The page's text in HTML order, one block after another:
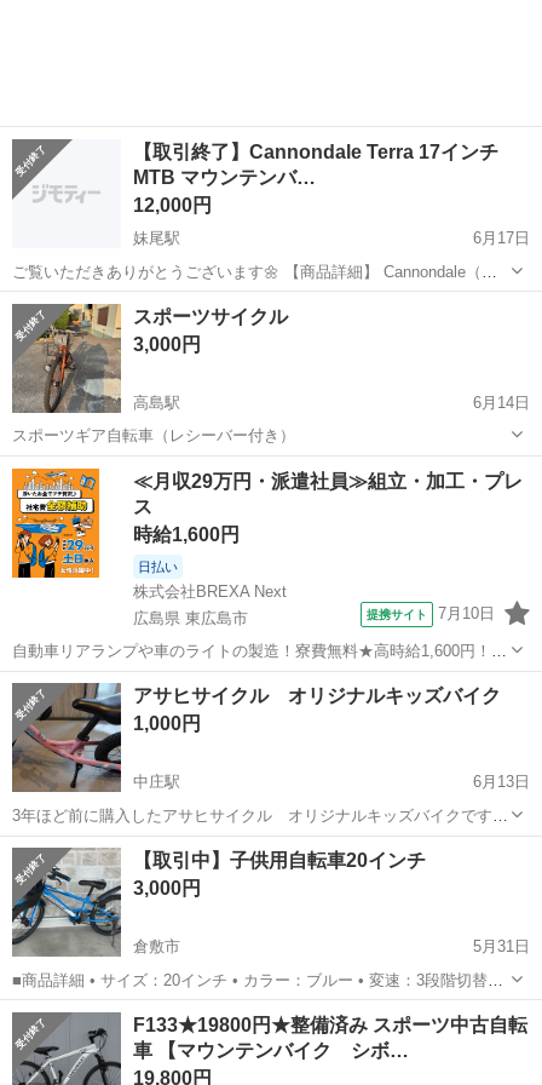
【取引終了】Cannondale Terra 17インチ
MTB マウンテンバ…
12,000円
妹尾駅
6月17日
ご覧いただきありがとうございます🌼 【商品詳細】 Cannondale（キ
ャノンデール） Terra マウンテンバイクです。 フレームカラーはイエ
岡山 岡山市 妹尾駅 マウンテンバイク
スポーツサイクル
3,000円
高島駅
6月14日
スポーツギア自転車（レシーバー付き）
岡山 岡山市 高島駅 マウンテンバイク
≪月収29万円・派遣社員≫組立・加工・プレ
ス
時給1,600円
日払い
株式会社BREXA Next
広島県 東広島市
提携サイト 7月10日
自動車リアランプや車のライトの製造！寮費無料★高時給1,600円！ワ
ンルーム寮完備◎赴任旅費会社負担★日払い制度あり！作業着無償貸
与★食堂利用可◎マイカー通勤OK！《広島県東広島市》 人気の工場
のお仕事 ◇自動車リアランプ...
広島 東広島市 その他
アサヒサイクル オリジナルキッズバイク
1,000円
中庄駅
6月13日
3年ほど前に購入したアサヒサイクル オリジナルキッズバイクです。
12インチくらい 【購入時価格】8000円ぐらい 【サイズ】12インチく
らいのキッズバイク規格 【傷などの状態】2年程使っていたので使用
感ある傷はあります。詳し...
岡山 倉敷市 中庄駅 マウンテンバイク
【取引中】子供用自転車20インチ
3,000円
倉敷市
5月31日
■商品詳細 • サイズ：20インチ • カラー：ブルー • 変速：3段階切替つ
き • 特徴：前カゴ付き、スポーツタイプ ■状態について 全体的に使用
感があります。以下の箇所に傷や劣化が見られますので、写真でご確
認をお願いい...
岡山 倉敷市 マウンテンバイク
F133★19800円★整備済み スポーツ中古自転
車 【マウンテンバイク シボ…
19,800円